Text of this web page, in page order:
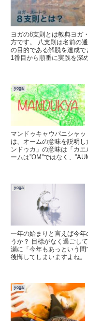
ヨガの8支則とは教典ヨガ
方です。 八支則は名前の
の目的である解脱を達成
1番目から順番に実践を深
yoga
マンドゥキャウパニシャ
は、オームの意味を説明
ンドゥカ」の意味は「カ
ームは”OM”ではなく、
yoga
一年の始まりと言えば今
うか？ 目標がなく過ごし
瀬に「今年もあっという
後悔してしまいますよね。
yoga